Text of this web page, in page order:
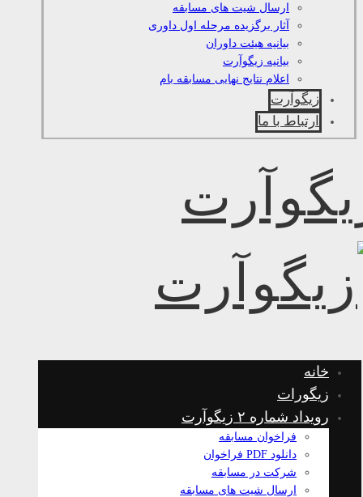
ارسال شیت های مسابقه
آثار برگزیده مرحله اول داوری
بیانیه هیئت داوران
بیانیه زیگوآرت
اعلام نتایج نهایی مسابقه بام
زیگوآرت
ارتباط با ما
خانه
زیگورات
رویداد شماره ۲ زیگوآرت
فراخوان مسابقه
دانلود PDF فراخوان
شرکت در مسابقه
ارسال شیت های مسابقه